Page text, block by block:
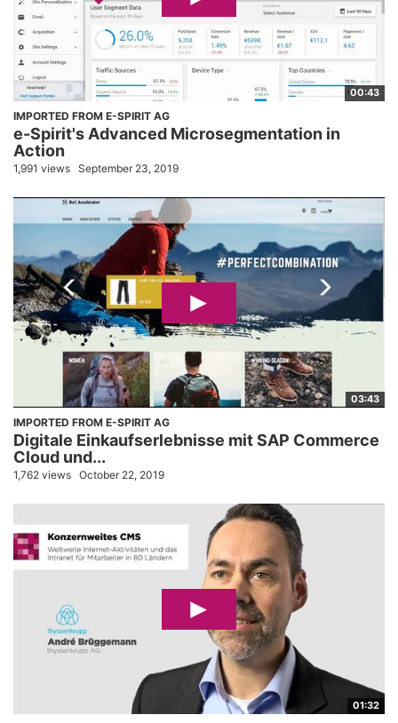
00:43
IMPORTED FROM E-SPIRIT AG
e-Spirit's Advanced Microsegmentation in
Action
1,991 views September 23, 2019
03:43
IMPORTED FROM E-SPIRIT AG
Digitale Einkaufserlebnisse mit SAP Commerce
Cloud und...
1,762 views October 22, 2019
01:32